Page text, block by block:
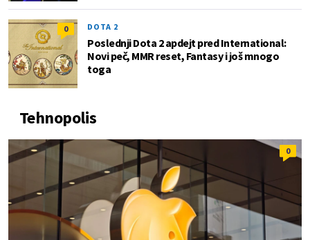
0 DOTA 2
Poslednji Dota 2 apdejt pred International:
Novi peč, MMR reset, Fantasy i još mnogo
toga
Tehnopolis
0